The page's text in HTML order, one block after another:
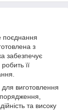
поєднання
з
забезпечує
її
виготовлення
та високу